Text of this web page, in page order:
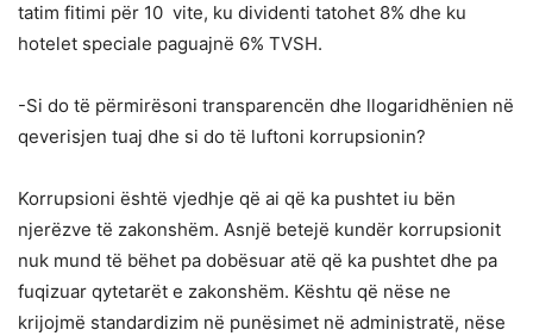
tatim fitimi për 10 vite, ku dividenti tatohet 8% dhe ku
hotelet speciale paguajnë 6% TVSH.
-Si do të përmirësoni transparencën dhe llogaridhënien në
qeverisjen tuaj dhe si do të luftoni korrupsionin?
Korrupsioni është vjedhje që ai që ka pushtet iu bën
njerëzve të zakonshëm. Asnjë betejë kundër korrupsionit
nuk mund të bëhet pa dobësuar atë që ka pushtet dhe pa
fuqizuar qytetarët e zakonshëm. Kështu që nëse ne
krijojmë standardizim në punësimet në administratë, nëse